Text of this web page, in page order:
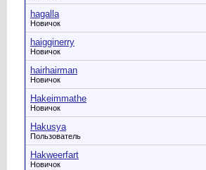
hagalla
Новичок
haigginerry
Новичок
hairhairman
Новичок
Hakeimmathe
Новичок
Hakusya
Пользователь
Hakweerfart
Новичок